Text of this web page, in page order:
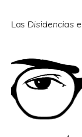
Las Disidencias